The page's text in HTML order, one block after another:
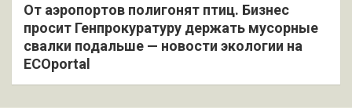
От аэропортов полигонят птиц. Бизнес
просит Генпрокуратуру держать мусорные
свалки подальше — новости экологии на
ECOportal